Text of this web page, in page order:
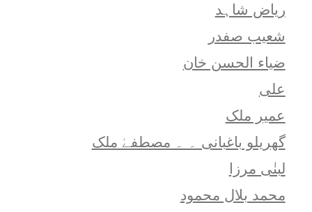
ریاض شاہد
شعيب صفدر
ضیاء الحسن خان
علی
عمیر ملک
گھریلو باغبانی ۔ ۔ مصطفےٰ ملک
لبنٰی مرزا
محمد بلال محمود